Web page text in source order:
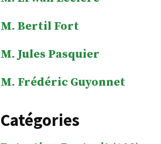
M. Bertil Fort
M. Jules Pasquier
M. Frédéric Guyonnet
Catégories